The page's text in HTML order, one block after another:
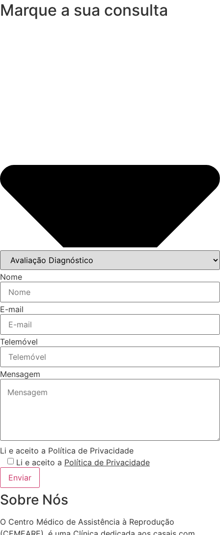
Marque a sua consulta
Nome
E-mail
Telemóvel
Mensagem
Li e aceito a Política de Privacidade
Li e aceito a Política de Privacidade
Enviar
Sobre Nós
O Centro Médico de Assistência à Reprodução